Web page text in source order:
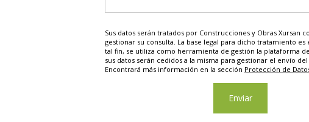
Sus datos serán tratados por Construcciones y Obras Xursan
gestionar su consulta. La base legal para dicho tratamiento
tal fin, se utiliza como herramienta de gestión la plataforma
sus datos serán cedidos a la misma para gestionar el envío
Encontrará más información en la sección Protección de